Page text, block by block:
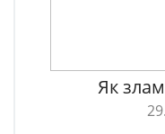
Як